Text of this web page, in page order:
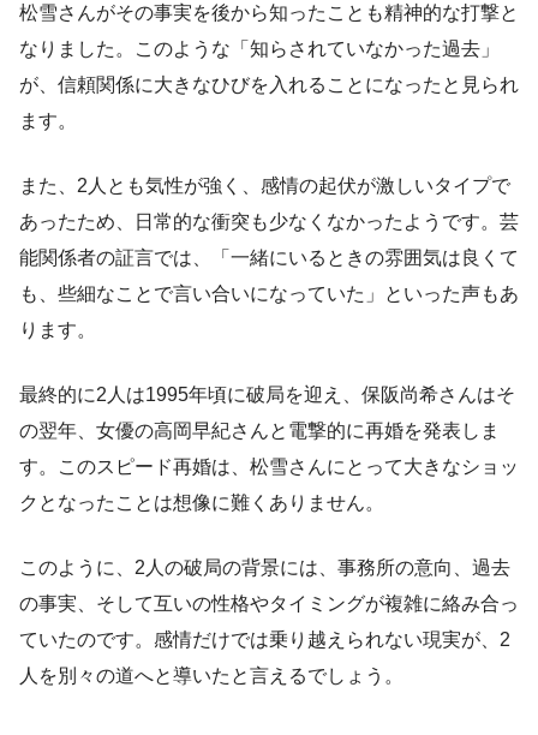
松雪さんがその事実を後から知ったことも精神的な打撃と
なりました。このような「知らされていなかった過去」
が、信頼関係に大きなひびを入れることになったと見られ
ます。
また、2人とも気性が強く、感情の起伏が激しいタイプで
あったため、日常的な衝突も少なくなかったようです。芸
能関係者の証言では、「一緒にいるときの雰囲気は良くて
も、些細なことで言い合いになっていた」といった声もあ
ります。
最終的に2人は1995年頃に破局を迎え、保阪尚希さんはそ
の翌年、女優の高岡早紀さんと電撃的に再婚を発表しま
す。このスピード再婚は、松雪さんにとって大きなショッ
クとなったことは想像に難くありません。
このように、2人の破局の背景には、事務所の意向、過去
の事実、そして互いの性格やタイミングが複雑に絡み合っ
ていたのです。感情だけでは乗り越えられない現実が、2
人を別々の道へと導いたと言えるでしょう。